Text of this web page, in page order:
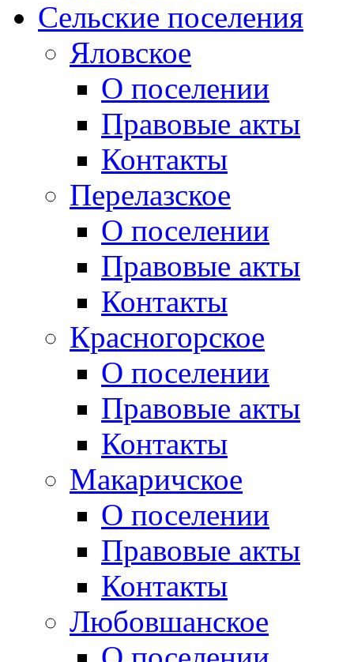
Сельские поселения
Яловское
О поселении
Правовые акты
Контакты
Перелазское
О поселении
Правовые акты
Контакты
Красногорское
О поселении
Правовые акты
Контакты
Макаричское
О поселении
Правовые акты
Контакты
Любовшанское